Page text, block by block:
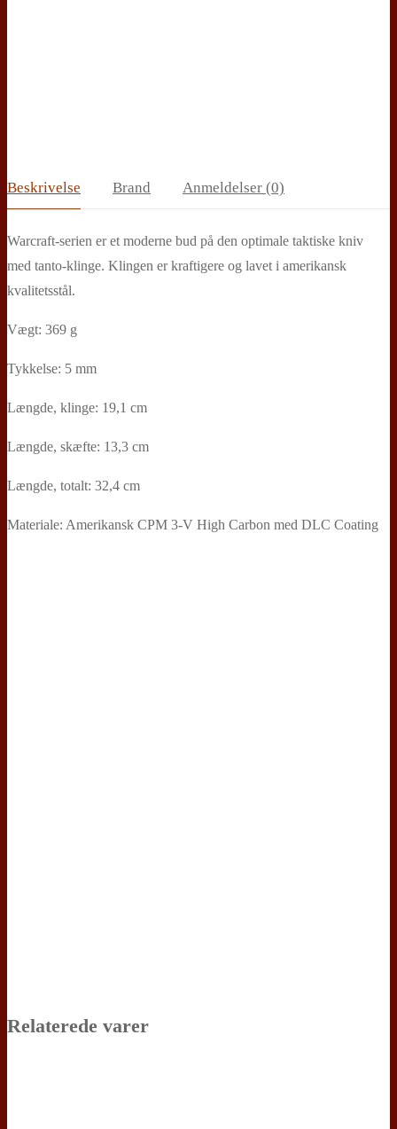
Beskrivelse Brand Anmeldelser (0)
Warcraft-serien er et moderne bud på den optimale taktiske kniv
med tanto-klinge. Klingen er kraftigere og lavet i amerikansk
kvalitetsstål.
Vægt: 369 g
Tykkelse: 5 mm
Længde, klinge: 19,1 cm
Længde, skæfte: 13,3 cm
Længde, totalt: 32,4 cm
Materiale: Amerikansk CPM 3-V High Carbon med DLC Coating
Relaterede varer